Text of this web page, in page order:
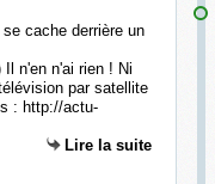
Il n'en n'ai rien ! Ni
par satellite
: http://actu-
Lire la suite